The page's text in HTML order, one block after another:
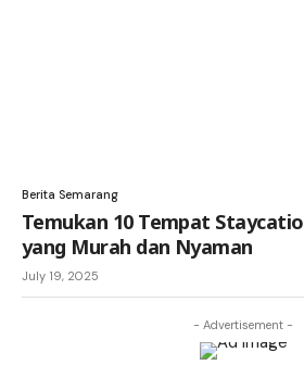
Berita Semarang
Temukan 10 Tempat
yang Murah dan Nyaman
July 19, 2025
- Advertisement -